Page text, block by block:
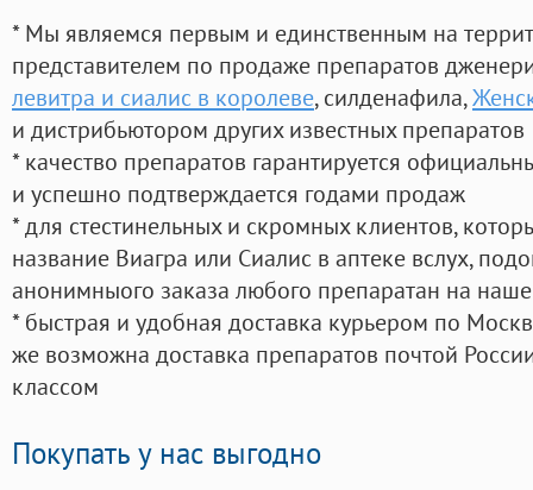
* Мы являемся первым и единственным на
представителем по продаже препаратов
левитра и сиалис в королеве, силденафила,
и дистрибьютором других известных препаратов
* качество препаратов гарантируется
и успешно подтверждается годами продаж
* для стестинельных и скромных клиентов,
название Виагра или Сиалис в аптеке вслух,
анонимныого заказа любого препаратан на
* быстрая и удобная доставка курьером по
же возможна доставка препаратов почтой
классом
Покупать у нас выгодно